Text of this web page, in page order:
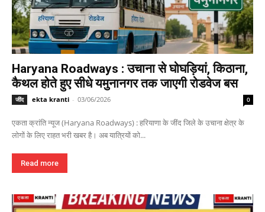
Haryana Roadways : उचाना से घोघड़ियां, किठाना,
कैथल होते हुए सीधे यमुनानगर तक जाएगी रोडवेज बस
जींद ekta kranti - 03/06/2026 0
एकता क्रांति न्यूज (Haryana Roadways) : हरियाणा के जींद जिले के उचाना क्षेत्र के
लोगों के लिए राहत भरी खबर है। अब यात्रियों को...
Read more